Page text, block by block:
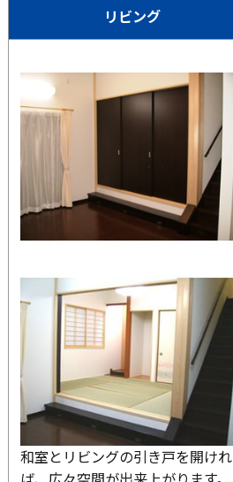
リビング
和室とリビングの引き戸を開けれ